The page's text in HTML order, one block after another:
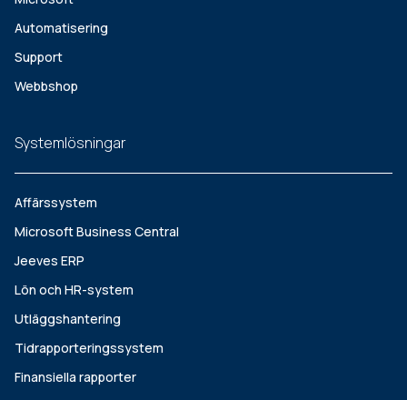
Automatisering
Support
Webbshop
Systemlösningar
Affärssystem
Microsoft Business Central
Jeeves ERP
Lön och HR-system
Utläggshantering
Tidrapporteringssystem
Finansiella rapporter